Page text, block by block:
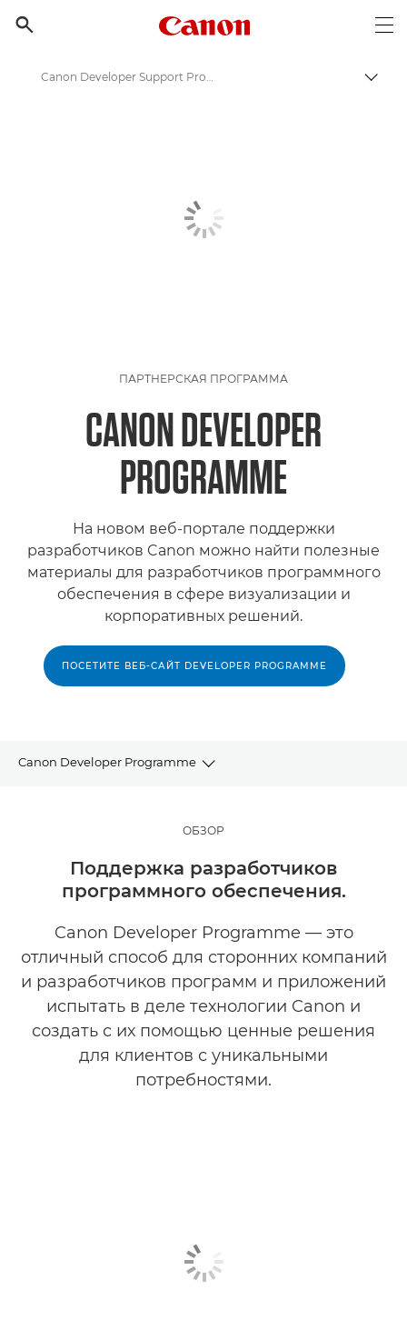

Canon Logo, back to
ПАРТНЕРСКАЯ ПРОГРАММА
CANON DEVELOPER
PROGRAMME
На новом веб-портале поддержки
разработчиков Canon можно найти полезные
материалы для разработчиков программного
обеспечения в сфере визуализации и
корпоративных решений.
ПОСЕТИТЕ ВЕБ-САЙТ DEVELOPER PROGRAMME
Canon Developer Programme
Работайте с нашими партнерами
Уже являетесь партнером?
Разработки с Canon
ОБЗОР
Поддержка разработчиков
программного обеспечения.
Canon Developer Programme — это
отличный способ для сторонних компаний
и разработчиков программ и приложений
испытать в деле технологии Canon и
создать с их помощью ценные решения
для клиентов с уникальными
потребностями.